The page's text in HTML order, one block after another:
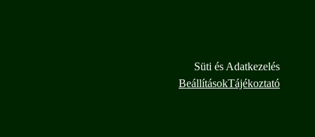
Süti és Adatkezelés
BeállításokTájékoztató